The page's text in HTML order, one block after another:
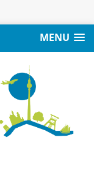
MENU